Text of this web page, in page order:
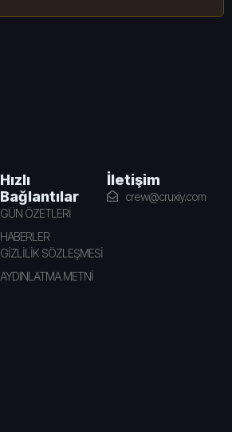
Hızlı
Bağlantılar
GÜN ÖZETLERİ
HABERLER
GİZLİLİK SÖZLEŞMESİ
AYDINLATMA METNİ
İletişim
crew@cruxiy.com